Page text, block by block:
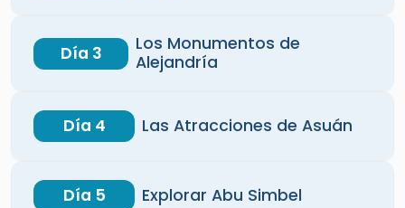
Día 3
Los Monumentos de
Alejandría
Día 4 Las Atracciones de Asuán
Día 5 Explorar Abu Simbel